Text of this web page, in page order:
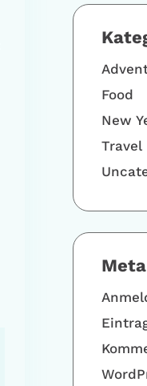
Food
New
Travel
Meta